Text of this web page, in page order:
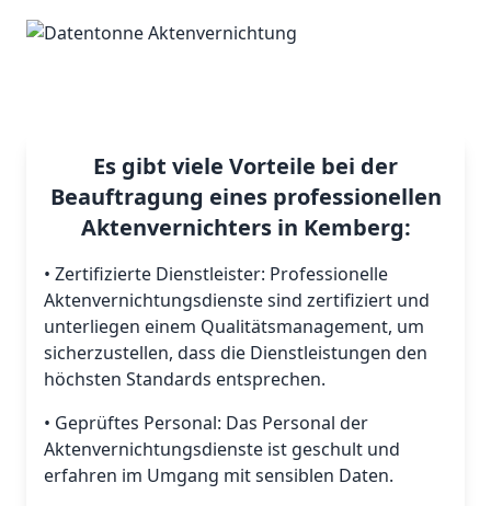
Es gibt viele Vorteile bei der
Beauftragung eines professionellen
Aktenvernichters in Kemberg:
• Zertifizierte Dienstleister: Professionelle
Aktenvernichtungsdienste sind zertifiziert und
unterliegen einem Qualitätsmanagement, um
sicherzustellen, dass die Dienstleistungen den
höchsten Standards entsprechen.
• Geprüftes Personal: Das Personal der
Aktenvernichtungsdienste ist geschult und
erfahren im Umgang mit sensiblen Daten.